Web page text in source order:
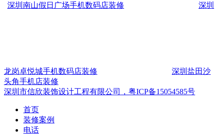
深圳南山假日广场手机数码店装修 深圳
龙岗卓悦城手机数码店装修
深圳盐田沙
头角手机店装修
深圳市信欣装饰设计工程有限公司，粤ICP备15054585号
首页
装修案例
电话